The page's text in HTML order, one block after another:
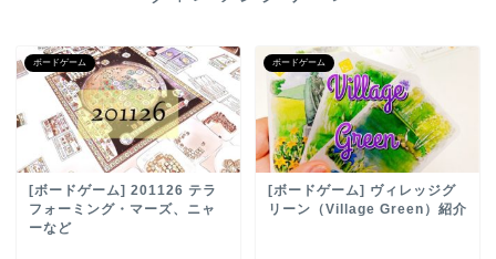
ボードゲーム
[ボードゲーム] 201126 テラ
フォーミング・マーズ、ニャ
ーなど
ボードゲーム
[ボードゲーム] ヴィレッジグ
リーン（Village Green）紹介